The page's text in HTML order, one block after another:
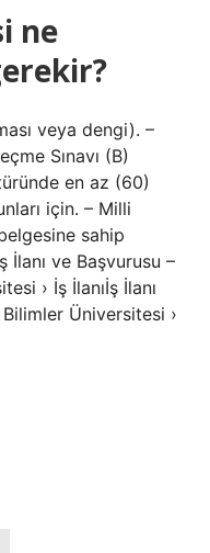
ne
veya dengi). –
Sınavı (B)
en az (60)
için. – Milli
sahip
İlanı ve Başvurusu –
› İş İlanıİş İlanı
Üniversitesi ›